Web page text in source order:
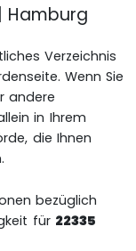
Verzeichnis
Wenn Sie
andere
in Ihrem
die Ihnen
bezüglich
für 22335